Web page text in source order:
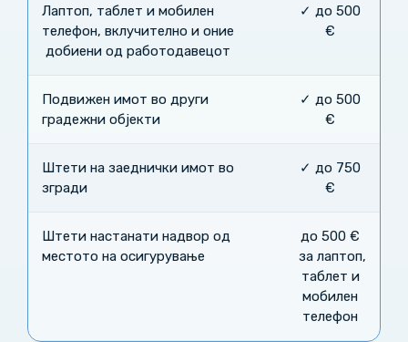
Лаптоп, таблет и мобилен
телефон, вклучително и оние
добиени од работодавецот
✓ до 500
€
Подвижен имот во други
градежни објекти
✓ до 500
€
Штети на заеднички имот во
згради
✓ до 750
€
Штети настанати надвор од
местото на осигурување
до 500 €
за лаптоп,
таблет и
мобилен
телефон